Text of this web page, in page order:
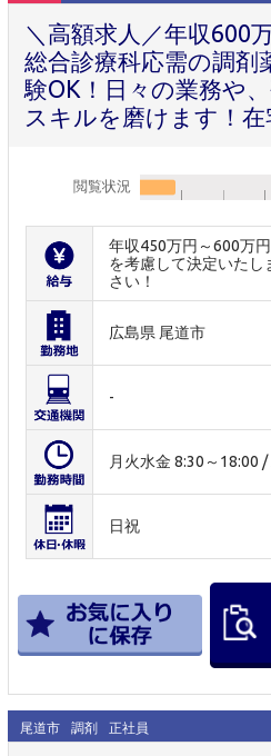
＼高額求人／年収600
総合診療科応需の調剤
験OK！日々の業務や
スキルを磨けます！在
閲覧状況
年収450万円～600万
を考慮して決定いた
さい！
広島県 尾道市
-
月火水金 8:30～18:00
日祝
尾道市 調剤 正社員